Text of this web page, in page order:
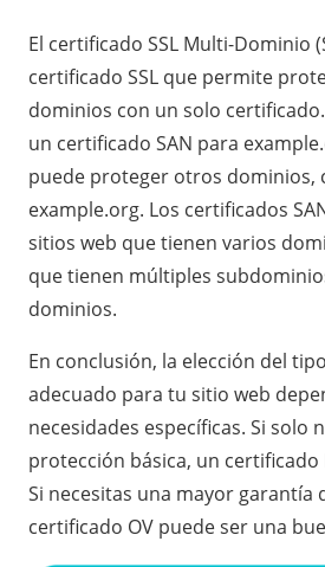
El certificado SSL Multi-Dominio
certificado SSL que permite
dominios con un solo
un certificado SAN para
puede proteger otros dominios,
example.org. Los certificados
sitios web que tienen varios
que tienen múltiples
dominios.
En conclusión, la elección del
adecuado para tu sitio web
necesidades específicas. Si solo
protección básica, un certificado
Si necesitas una mayor garantía
certificado OV puede ser una